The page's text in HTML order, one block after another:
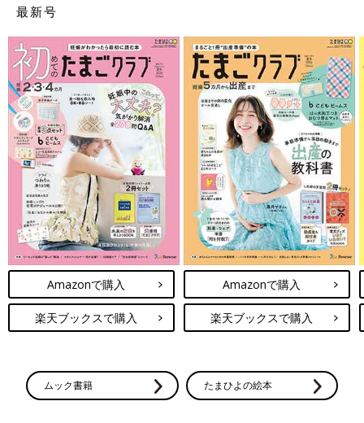
最新号
Amazonで購入
楽天ブックスで購入
Amazonで購入
楽天ブックスで購入
ムック書籍 たまひよの絵本